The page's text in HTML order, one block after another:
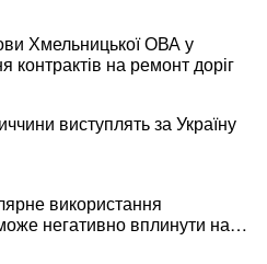
Хмельницької ОВА у
контрактів на ремонт доріг
виступлять за Україну
використання
негативно вплинути на